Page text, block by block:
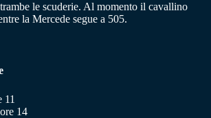
le scuderie. Al momento il cavallino
la Mercede segue a 505.
11
14